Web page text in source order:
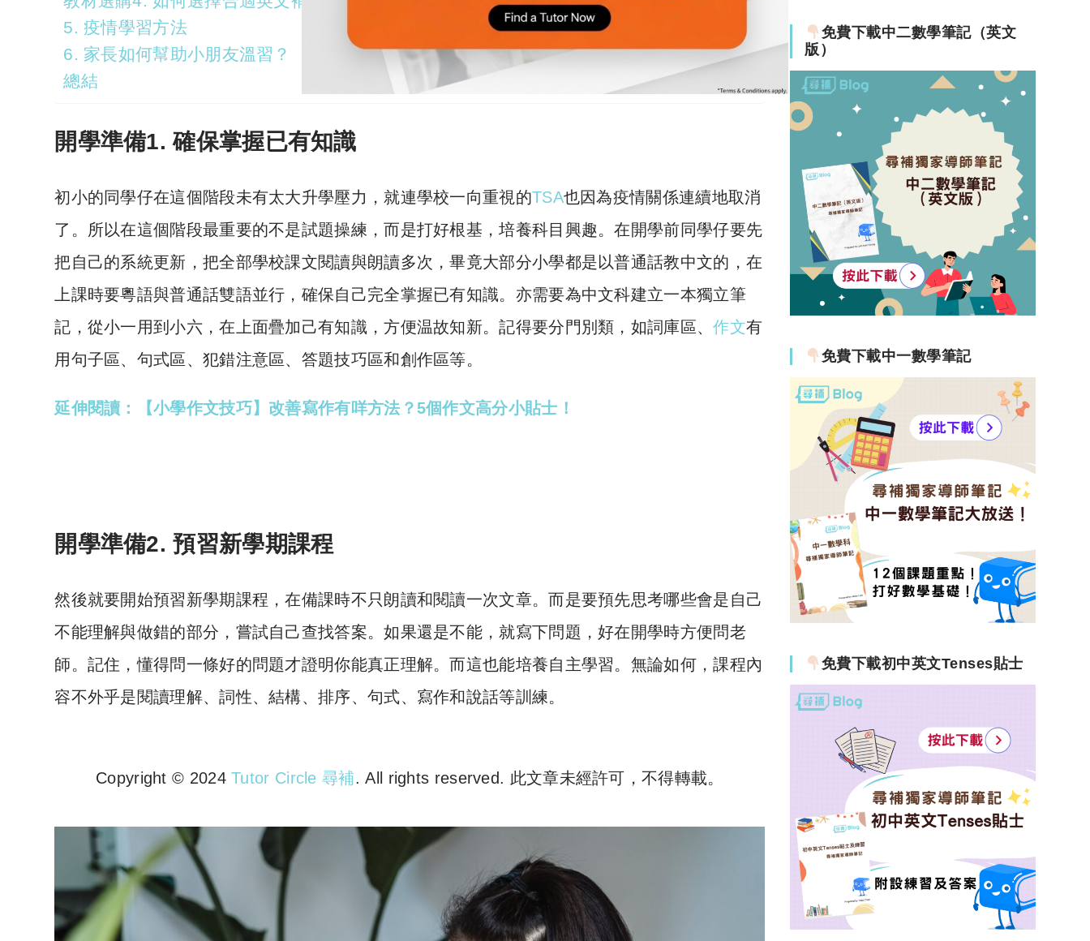
5. 疫情學習方法
6. 家長如何幫助小朋友溫習？
總結
開學準備1. 確保掌握已有知識
初小的同學仔在這個階段未有太大升學壓力，就連學校一向重視的TSA也因為疫情關係連續地取消
了。所以在這個階段最重要的不是試題操練，而是打好根基，培養科目興趣。在開學前同學仔要先
把自己的系統更新，把全部學校課文閱讀與朗讀多次，畢竟大部分小學都是以普通話教中文的，在
上課時要粵語與普通話雙語並行，確保自己完全掌握已有知識。亦需要為中文科建立一本獨立筆
記，從小一用到小六，在上面疊加己有知識，方便温故知新。記得要分門別類，如詞庫區、作文有
用句子區、句式區、犯錯注意區、答題技巧區和創作區等。
延伸閱讀：【小學作文技巧】改善寫作有咩方法？5個作文高分小貼士！
開學準備2. 預習新學期課程
然後就要開始預習新學期課程，在備課時不只朗讀和閱讀一次文章。而是要預先思考哪些會是自己
不能理解與做錯的部分，嘗試自己查找答案。如果還是不能，就寫下問題，好在開學時方便問老
師。記住，懂得問一條好的問題才證明你能真正理解。而這也能培養自主學習。無論如何，課程內
容不外乎是閱讀理解、詞性、結構、排序、句式、寫作和說話等訓練。
Copyright © 2024Tutor Circle 尋補. All rights reserved. 此文章未經許可，不得轉載。
免費下載中二數學筆記（英文
版）
免費下載中一數學筆記
免費下載初中英文Tenses貼士